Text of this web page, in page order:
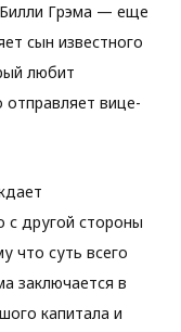
Билли Грэма — еще
сын известного
любит
отправляет вице-
с другой стороны
что суть всего
заключается в
капитала и